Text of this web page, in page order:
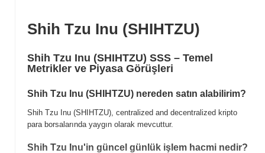
Shih Tzu Inu (SHIHTZU)
Shih Tzu Inu (SHIHTZU) SSS – Temel
Metrikler ve Piyasa Görüşleri
Shih Tzu Inu (SHIHTZU) nereden satın alabilirim?
Shih Tzu Inu (SHIHTZU), centralized and decentralized kripto
para borsalarında yaygın olarak mevcuttur.
Shih Tzu Inu'in güncel günlük işlem hacmi nedir?